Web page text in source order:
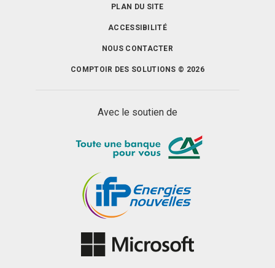
PLAN DU SITE
ACCESSIBILITÉ
NOUS CONTACTER
COMPTOIR DES SOLUTIONS © 2026
Avec le soutien de